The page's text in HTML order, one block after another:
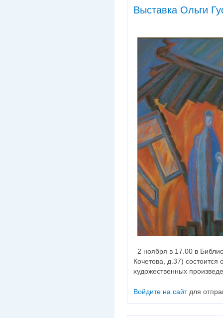
Выставка Ольги
2 ноября в 17.00 в
Кочетова, д.37) состоится
художественных
Войдите на сайтдля